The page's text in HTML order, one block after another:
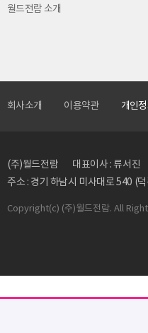
월드전람 소개
회사소개 이용약관 개인
(주)월드전람 대표이사 : 류서진
주소 : 경기 하남시 미사대로 540 (
Copyright(c) (주)월드전람. All